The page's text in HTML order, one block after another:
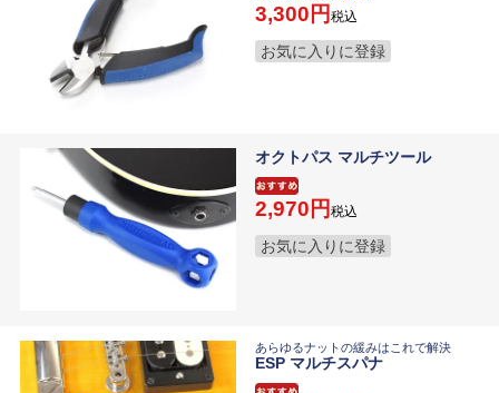
3,300 税込
お気に入りに登録
オクトパス マルチツール
2,970 税込
お気に入りに登録
あらゆるナットの緩みはこれで解決
ESP マルチスパナ